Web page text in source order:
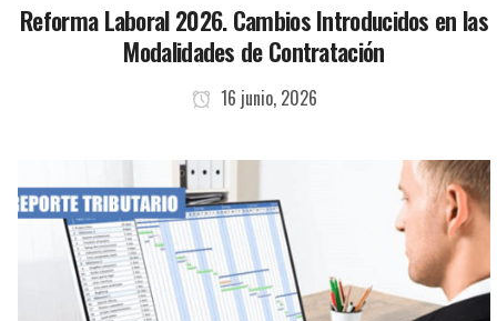
Reforma Laboral 2026. Cambios Introducidos en las
Modalidades de Contratación
16 junio, 2026